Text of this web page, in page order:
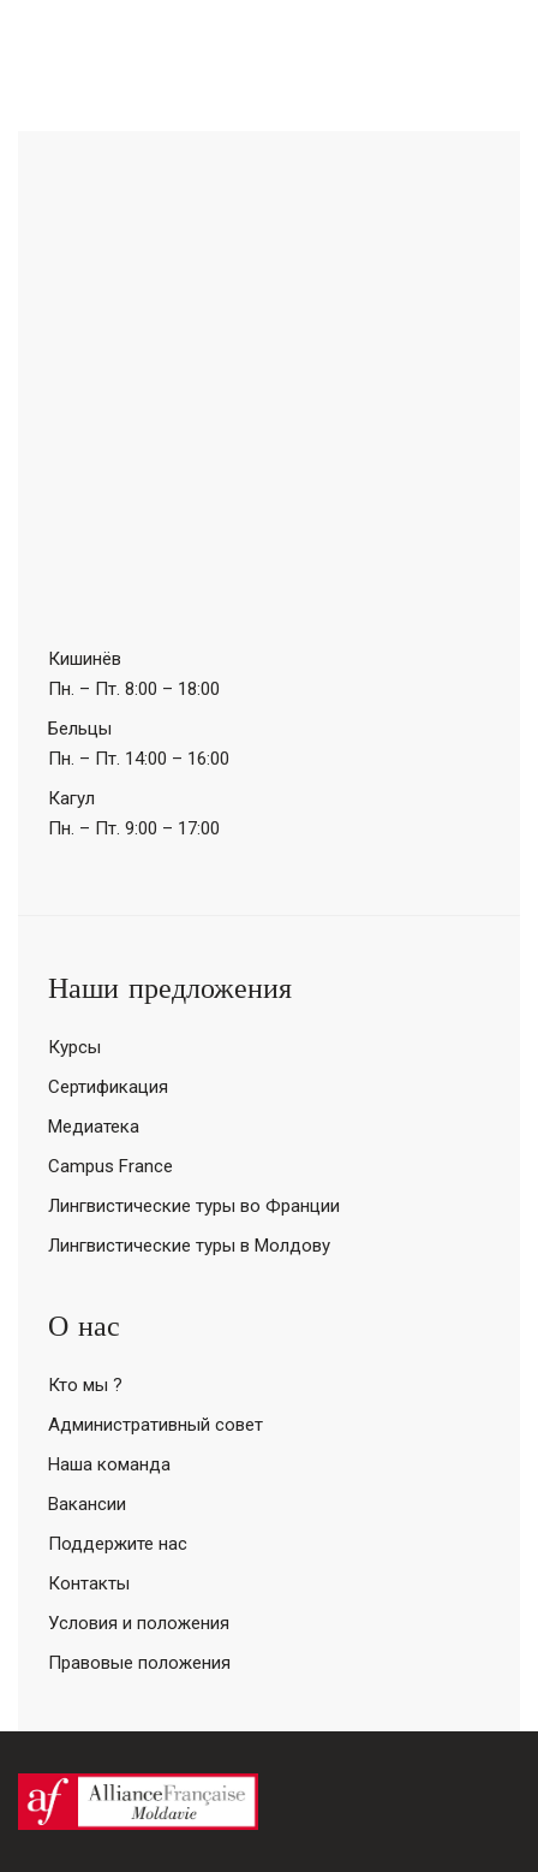
Кишинёв
Пн. – Пт. 8:00 – 18:00
Бельцы
Пн. – Пт. 14:00 – 16:00
Кагул
Пн. – Пт. 9:00 – 17:00
Наши предложения
Курсы
Сертификация
Медиатека
Campus France
Лингвистические туры во Франции
Лингвистические туры в Молдову
О нас
Кто мы ?
Административный совет
Наша команда
Вакансии
Поддержите нас
Контакты
Условия и положения
Правовые положения